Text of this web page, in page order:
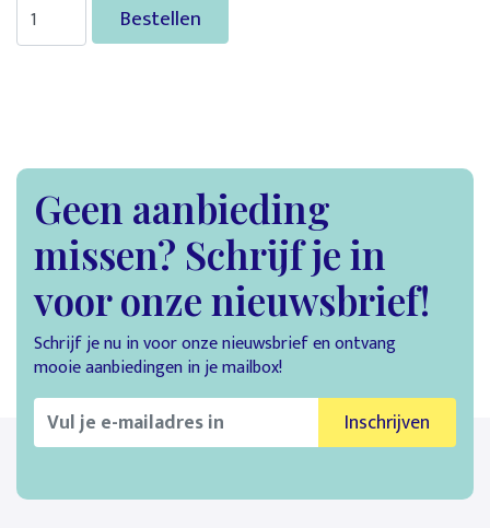
Bestellen
Geen aanbieding
missen? Schrijf je in
voor onze nieuwsbrief!
Schrijf je nu in voor onze nieuwsbrief en ontvang
mooie aanbiedingen in je mailbox!
Inschrijven